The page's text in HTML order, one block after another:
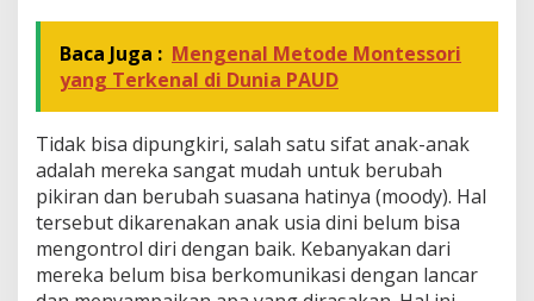
Baca Juga : Mengenal Metode Montessori
yang Terkenal di Dunia PAUD
Tidak bisa dipungkiri, salah satu sifat anak-anak
adalah mereka sangat mudah untuk berubah
pikiran dan berubah suasana hatinya (moody). Hal
tersebut dikarenakan anak usia dini belum bisa
mengontrol diri dengan baik. Kebanyakan dari
mereka belum bisa berkomunikasi dengan lancar